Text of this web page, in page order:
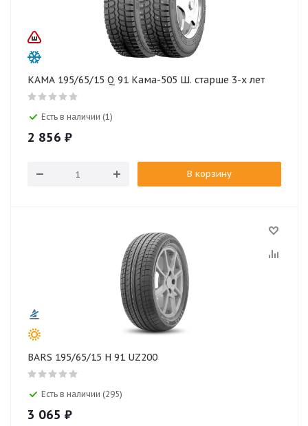
КАМА 195/65/15 Q 91 Кама-505 Ш. старше 3-х лет
Есть в наличии (1)
2 856 ₽
В корзину
BARS 195/65/15 H 91 UZ200
Есть в наличии (295)
3 065 ₽